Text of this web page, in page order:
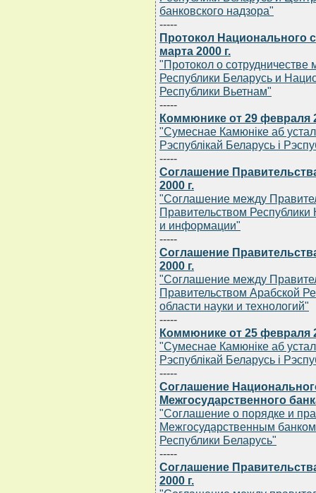
банковского надзора"
-----
Протокол Национального
марта 2000 г.
"Протокол о
Республики Беларусь и
Республики Вьетнам"
-----
Коммюнике от 29 февраля
"Сумеснае Камюнiке аб
Рэспублiкай Беларусь i
-----
Соглашение
2000 г.
"Соглашение между
Правительством Республики
и информации"
-----
Соглашение
2000 г.
"Соглашение между
Правительством Арабской
области науки и технологий"
-----
Коммюнике от 25 февраля
"Сумеснае Камюнiке аб
Рэспублiкай Беларусь i
-----
Соглашение
Межгосударственного
"Соглашение о порядке и
Межгосударственным
Республики Беларусь"
-----
Соглашение
2000 г.